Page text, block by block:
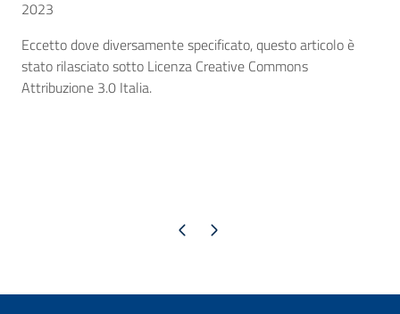
2023
Eccetto dove diversamente specificato, questo articolo è
stato rilasciato sotto Licenza Creative Commons
Attribuzione 3.0 Italia.
Pagina precedente
Pagina successiva